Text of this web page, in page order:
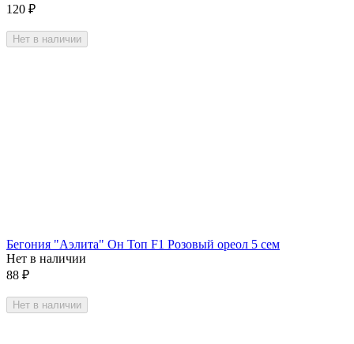
120 ₽
Нет в наличии
Бегония "Аэлита" Он Топ F1 Розовый ореол 5 сем
Нет в наличии
88 ₽
Нет в наличии